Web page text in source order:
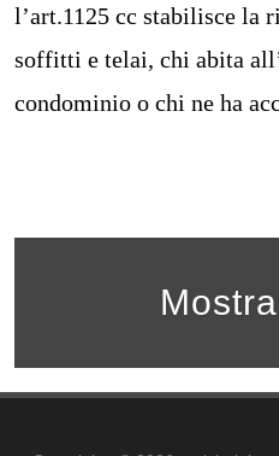
l’art.1125 cc stabilisce la
soffitti e telai, chi abita
condominio o chi ne ha